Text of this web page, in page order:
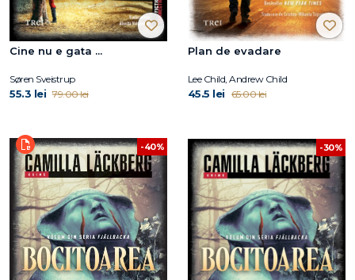
Cine nu e gata ...
Søren Sveistrup
55.3 lei 79.00 lei
Plan de evadare
Lee Child, Andrew Child
45.5 lei 65.00 lei
-40% -30%